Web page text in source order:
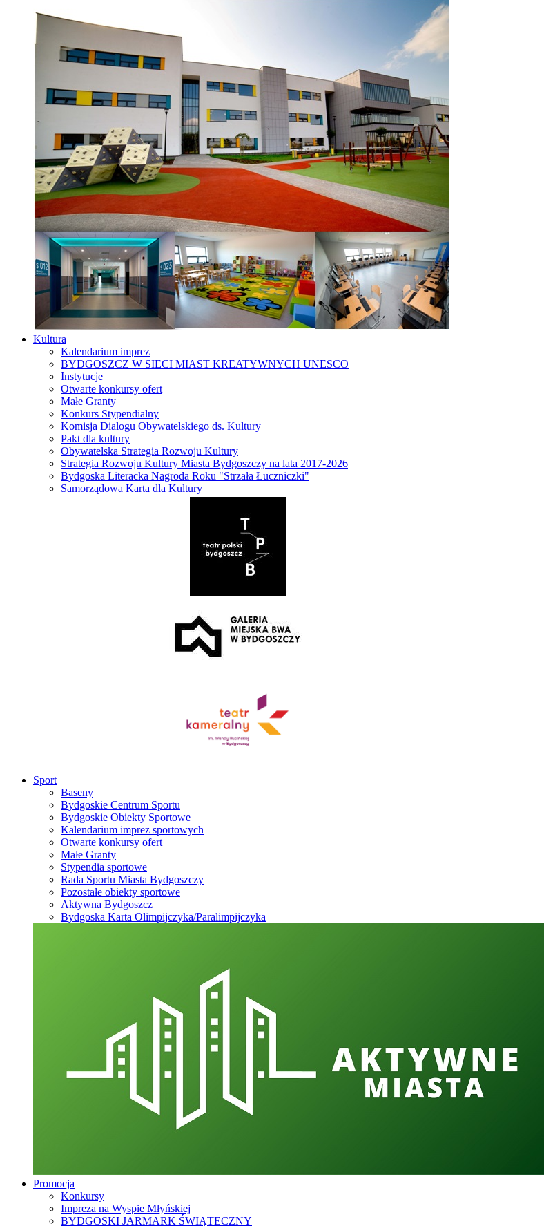
Kultura
Kalendarium imprez
BYDGOSZCZ W SIECI MIAST KREATYWNYCH UNESCO
Instytucje
Otwarte konkursy ofert
Małe Granty
Konkurs Stypendialny
Komisja Dialogu Obywatelskiego ds. Kultury
Pakt dla kultury
Obywatelska Strategia Rozwoju Kultury
Strategia Rozwoju Kultury Miasta Bydgoszczy na lata 2017-2026
Bydgoska Literacka Nagroda Roku "Strzała Łuczniczki"
Samorządowa Karta dla Kultury
Sport
Baseny
Bydgoskie Centrum Sportu
Bydgoskie Obiekty Sportowe
Kalendarium imprez sportowych
Otwarte konkursy ofert
Małe Granty
Stypendia sportowe
Rada Sportu Miasta Bydgoszczy
Pozostałe obiekty sportowe
Aktywna Bydgoszcz
Bydgoska Karta Olimpijczyka/Paralimpijczyka
Promocja
Konkursy
Impreza na Wyspie Młyńskiej
BYDGOSKI JARMARK ŚWIĄTECZNY